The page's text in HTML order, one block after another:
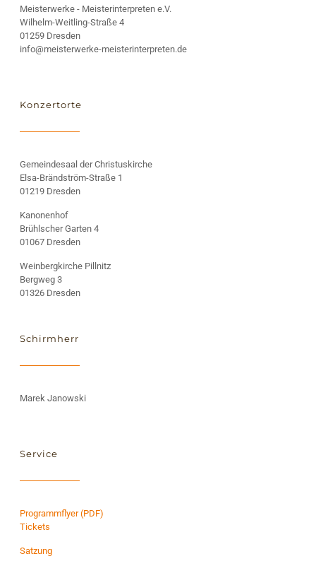
Meisterwerke - Meisterinterpreten e.V.
Wilhelm-Weitling-Straße 4
01259 Dresden
info@meisterwerke-meisterinterpreten.de
Konzertorte
Gemeindesaal der Christuskirche
Elsa-Brändström-Straße 1
01219 Dresden
Kanonenhof
Brühlscher Garten 4
01067 Dresden
Weinbergkirche Pillnitz
Bergweg 3
01326 Dresden
Schirmherr
Marek Janowski
Service
Programmflyer (PDF)
Tickets
Satzung